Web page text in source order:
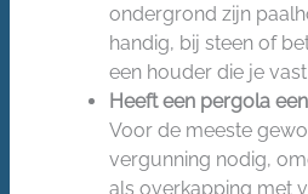
ondergrond zijn
handig, bij steen of
een houder die je
Heeft een pergola
Voor de meeste
vergunning nodig,
als overkapping met